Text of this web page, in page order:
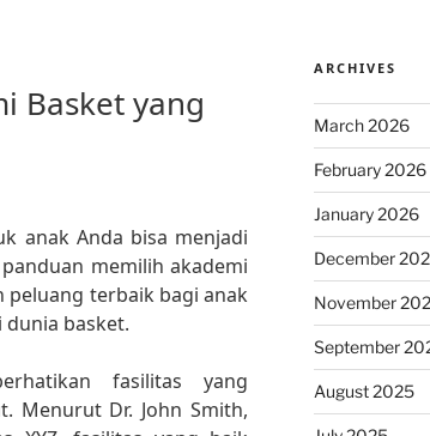
Basket yang
anak Anda bisa menjadi
memilih akademi
peluang terbaik bagi anak
basket.
fasilitas yang
Menurut Dr. John Smith,
ARCHIVES
March 2026
February 2026
January 2026
December
November
September
August 2025